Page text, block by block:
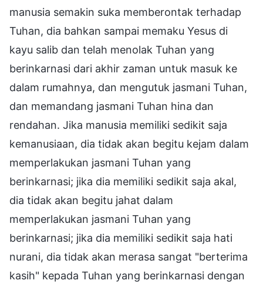
manusia semakin suka memberontak terhadap
Tuhan, dia bahkan sampai memaku Yesus di
kayu salib dan telah menolak Tuhan yang
berinkarnasi dari akhir zaman untuk masuk ke
dalam rumahnya, dan mengutuk jasmani Tuhan,
dan memandang jasmani Tuhan hina dan
rendahan. Jika manusia memiliki sedikit saja
kemanusiaan, dia tidak akan begitu kejam dalam
memperlakukan jasmani Tuhan yang
berinkarnasi; jika dia memiliki sedikit saja akal,
dia tidak akan begitu jahat dalam
memperlakukan jasmani Tuhan yang
berinkarnasi; jika dia memiliki sedikit saja hati
nurani, dia tidak akan merasa sangat "berterima
kasih" kepada Tuhan yang berinkarnasi dengan